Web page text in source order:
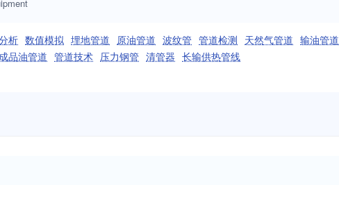
国内外管道行业科学技术的发展和应用技术。
析 数值模拟 埋地管道 原油管道 波纹管 管道检测 天然气管道 输油管道
成品油管道 管道技术 压力钢管 清管器 长输供热管线